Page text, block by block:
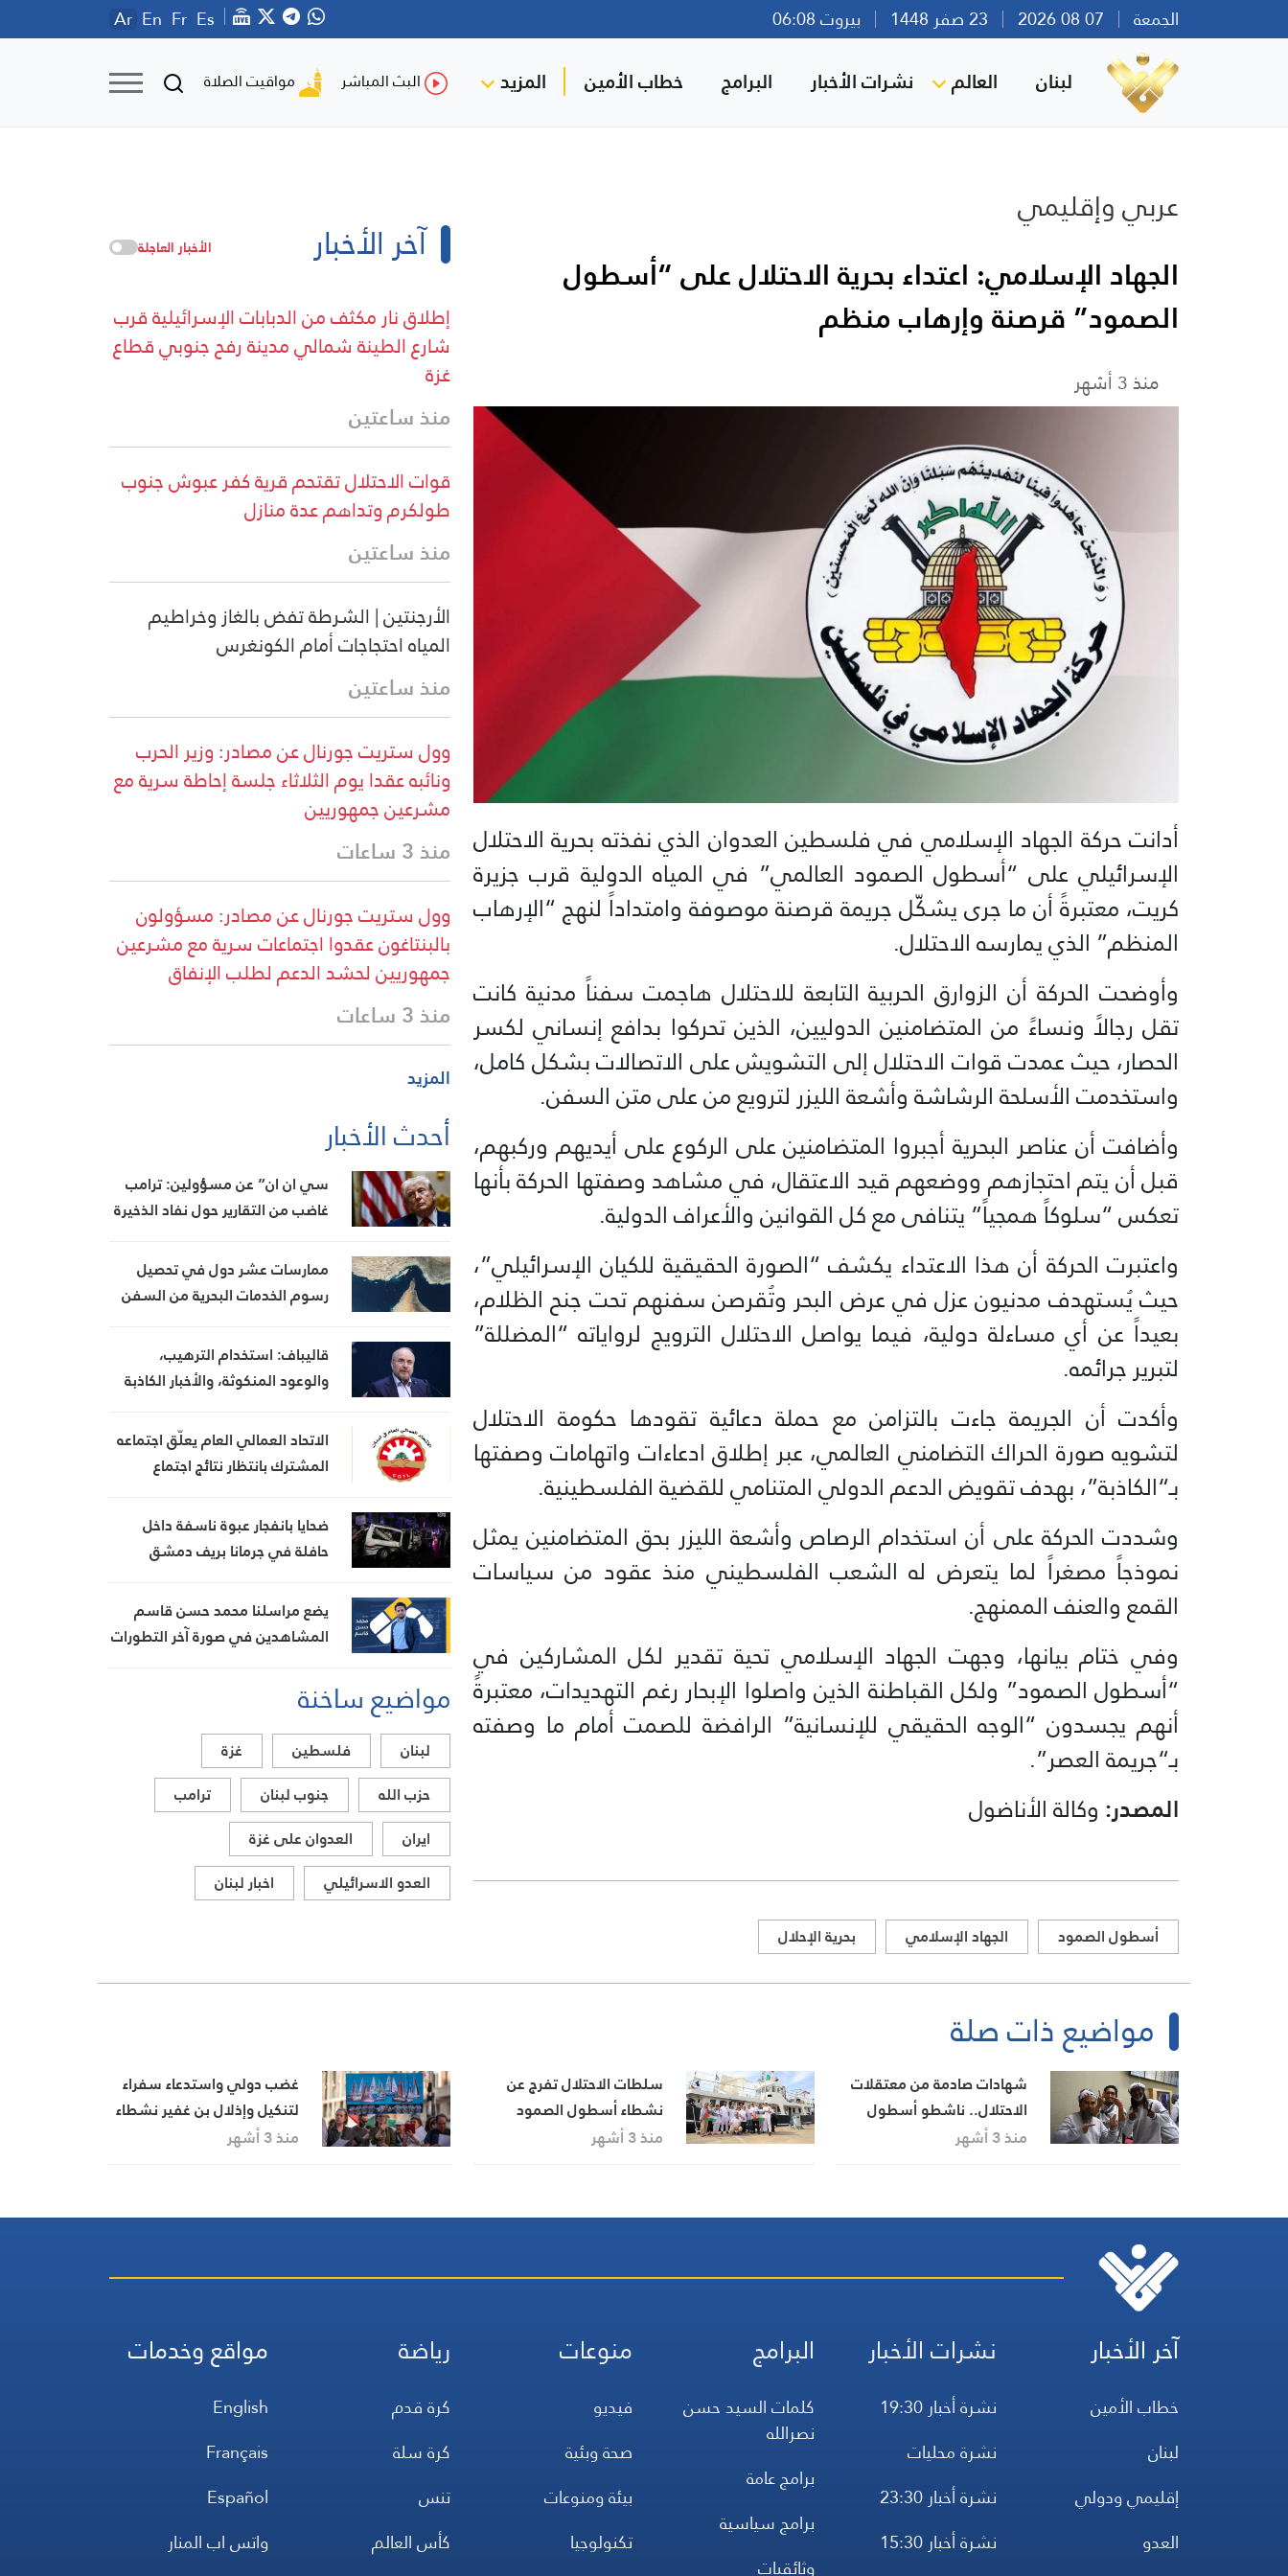
الجمعة بيروت 06:08 Ar En Fr Es
لبنان العالم نشرات الأخبار البرامج خطاب الأمين المزيد البث المباشر مواقيت الصلاة
عربي وإقليمي
الجهاد الإسلامي: اعتداء بحرية الاحتلال على “أسطول
الصمود” قرصنة وإرهاب منظم
منذ 3 أشهر
أدانت حركة الجهاد الإسلامي في فلسطين العدوان الذي نفذته بحرية الاحتلال
الإسرائيلي على “أسطول الصمود العالمي” في المياه الدولية قرب جزيرة
كريت، معتبرةً أن ما جرى يشكّل جريمة قرصنة موصوفة وامتداداً لنهج “الإرهاب
المنظم” الذي يمارسه الاحتلال.
وأوضحت الحركة أن الزوارق الحربية التابعة للاحتلال هاجمت سفناً مدنية كانت
تقل رجالاً ونساءً من المتضامنين الدوليين، الذين تحركوا بدافع إنساني لكسر
الحصار، حيث عمدت قوات الاحتلال إلى التشويش على الاتصالات بشكل كامل،
واستخدمت الأسلحة الرشاشة وأشعة الليزر لترويع من على متن السفن.
وأضافت أن عناصر البحرية أجبروا المتضامنين على الركوع على أيديهم وركبهم،
قبل أن يتم احتجازهم ووضعهم قيد الاعتقال، في مشاهد وصفتها الحركة بأنها
تعكس “سلوكاً همجياً” يتنافى مع كل القوانين والأعراف الدولية.
واعتبرت الحركة أن هذا الاعتداء يكشف “الصورة الحقيقية للكيان الإسرائيلي”،
حيث يُستهدف مدنيون عزل في عرض البحر وتُقرصن سفنهم تحت جنح الظلام،
بعيداً عن أي مساءلة دولية، فيما يواصل الاحتلال الترويج لرواياته “المضللة”
لتبرير جرائمه.
وأكدت أن الجريمة جاءت بالتزامن مع حملة دعائية تقودها حكومة الاحتلال
لتشويه صورة الحراك التضامني العالمي، عبر إطلاق ادعاءات واتهامات وصفتها
بـ“الكاذبة”، بهدف تقويض الدعم الدولي المتنامي للقضية الفلسطينية.
وشددت الحركة على أن استخدام الرصاص وأشعة الليزر بحق المتضامنين يمثل
نموذجاً مصغراً لما يتعرض له الشعب الفلسطيني منذ عقود من سياسات
القمع والعنف الممنهج.
وفي ختام بيانها، وجهت الجهاد الإسلامي تحية تقدير لكل المشاركين في
“أسطول الصمود” ولكل القباطنة الذين واصلوا الإبحار رغم التهديدات، معتبرةً
أنهم يجسدون “الوجه الحقيقي للإنسانية” الرافضة للصمت أمام ما وصفته
بـ“جريمة العصر”.
المصدر: وكالة الأناضول
أسطول الصمود الجهاد الإسلامي بحرية الإحلال
آخر الأخبار الأخبار العاجلة
إطلاق نار مكثف من الدبابات الإسرائيلية قرب
شارع الطينة شمالي مدينة رفح جنوبي قطاع
غزة
منذ ساعتين
قوات الاحتلال تقتحم قرية كفر عبوش جنوب
طولكرم وتداهم عدة منازل
منذ ساعتين
الأرجنتين | الشرطة تفض بالغاز وخراطيم
المياه احتجاجات أمام الكونغرس
منذ ساعتين
وول ستريت جورنال عن مصادر: وزير الحرب
ونائبه عقدا يوم الثلاثاء جلسة إحاطة سرية مع
مشرعين جمهوريين
منذ 3 ساعات
وول ستريت جورنال عن مصادر: مسؤولون
بالبنتاغون عقدوا اجتماعات سرية مع مشرعين
جمهوريين لحشد الدعم لطلب الإنفاق
منذ 3 ساعات
المزيد
أحدث الأخبار
سي ان ان” عن مسؤولين: ترامب
غاضب من التقارير حول نفاد الذخيرة
المفاوضات
ممارسات عشر دول في تحصيل
رسوم الخدمات البحرية من السفن
قاليباف: استخدام الترهيب،
والوعود المنكوثة، والأخبار الكاذبة
الاتحاد العمالي العام يعلّق اجتماعه
المشترك بانتظار نتائج اجتماع
ضحايا بانفجار عبوة ناسفة داخل
حافلة في جرمانا بريف دمشق
يضع مراسلنا محمد حسن قاسم
المشاهدين في صورة آخر التطورات
المستجدات على الساحتين
السياسية والميدانية، إلى جانب
المواقف الرسمية وأبرز التطورات
ذات الصلة بالشأنين الداخلي
والإقليمي
مواضيع ساخنة
لبنان فلسطين
غزة
حزب الله
جنوب لبنان
ترامب
ايران
العدوان على غزة
العدو الاسرائيلي
اخبار لبنان
مواضيع ذات صلة
شهادات صادمة من معتقلات
الاحتلال.. ناشطو أسطول
الصمود يكشفون انتهاكات
منذ 3 أشهر
سلطات الاحتلال تفرج عن
نشطاء أسطول الصمود
وترحلهم عبر مطار رامون
منذ 3 أشهر
غضب دولي واستدعاء سفراء
لتنكيل وإذلال بن غفير نشطاء
أسطول الصمود
منذ 3 أشهر
آخر الأخبار
خطاب الأمين
لبنان
إقليمي ودولي
العدو
نشرات الأخبار
نشرة أخبار 19:30
نشرة محليات
نشرة أخبار 23:30
نشرة أخبار 15:30
البرامج
كلمات السيد حسن
نصرالله
برامج عامة
برامج سياسية
وثائقيات
منوعات
فيديو
صحة وبئية
بيئة ومنوعات
تكنولوجيا
رياضة
كرة قدم
كرة سلة
تنس
كأس العالم
مواقع وخدمات
English
Français
Español
واتس اب المنار